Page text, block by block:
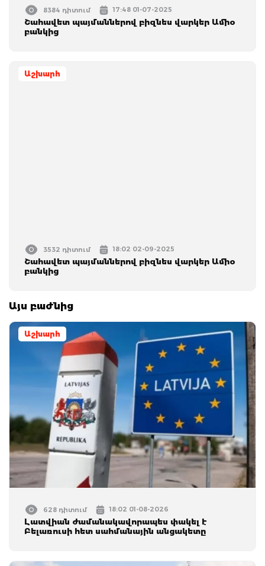
8384 դիտում 17:48 01-07-2025
Շահավետ պայմաններով բիզնես վարկեր Ամիօ
բանկից
Աշխարհ
3532 դիտում 18:02 02-09-2025
Շահավետ պայմաններով բիզնես վարկեր Ամիօ
բանկից
Այս բաժնից
Աշխարհ
628 դիտում 18:02 01-08-2026
Լատվիան ժամանակավորապես փակել է
Բելառուսի հետ սահմանային անցակետը